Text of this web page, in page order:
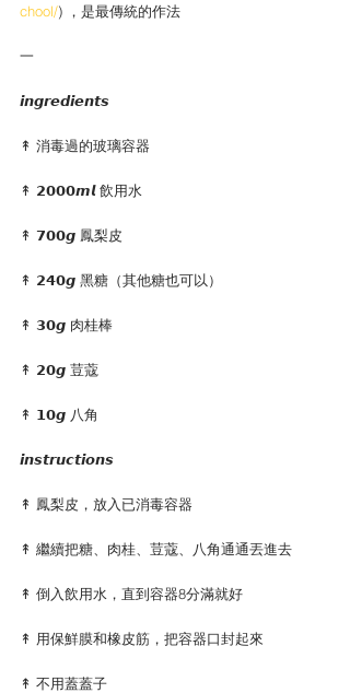
chool/) ，是最傳統的作法
一
𝙞𝙣𝙜𝙧𝙚𝙙𝙞𝙚𝙣𝙩𝙨
↟ 消毒過的玻璃容器
↟ 𝟮𝟬𝟬𝟬𝙢𝙡 飲用水
↟ 𝟳𝟬𝟬𝙜 鳳梨皮
↟ 𝟮𝟰𝟬𝙜 黑糖（其他糖也可以）
↟ 𝟯𝟬𝙜 肉桂棒
↟ 𝟮𝟬𝙜 荳蔻
↟ 𝟭𝟬𝙜 八角
𝙞𝙣𝙨𝙩𝙧𝙪𝙘𝙩𝙞𝙤𝙣𝙨
↟ 鳳梨皮，放入已消毒容器
↟ 繼續把糖、肉桂、荳蔻、八角通通丟進去
↟ 倒入飲用水，直到容器8分滿就好
↟ 用保鮮膜和橡皮筋，把容器口封起來
↟ 不用蓋蓋子